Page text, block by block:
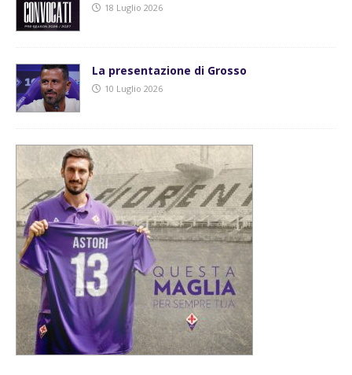
18 Luglio 2026
La presentazione di Grosso
10 Luglio 2026